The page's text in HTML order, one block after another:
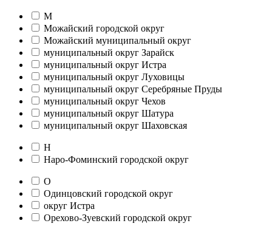
М
Можайский городской округ
Можайский муниципальный округ
муниципальный округ Зарайск
муниципальный округ Истра
муниципальный округ Луховицы
муниципальный округ Серебряные Пруды
муниципальный округ Чехов
муниципальный округ Шатура
муниципальный округ Шаховская
Н
Наро-Фоминский городской округ
О
Одинцовский городской округ
округ Истра
Орехово-Зуевский городской округ